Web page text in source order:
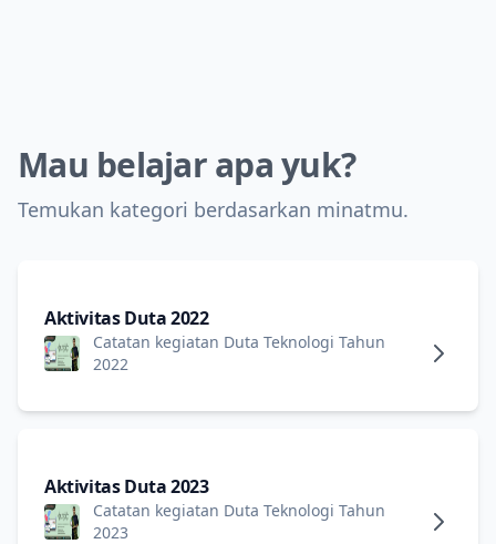
Mau belajar apa yuk?
Temukan kategori berdasarkan minatmu.
Aktivitas Duta 2022
Catatan kegiatan Duta Teknologi Tahun
2022
Aktivitas Duta 2023
Catatan kegiatan Duta Teknologi Tahun
2023